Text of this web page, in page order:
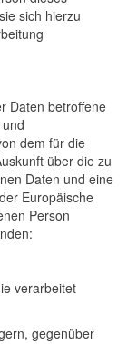
sich hierzu
Daten betroffene
dem für die
über die zu
Daten und eine
Europäische
Person
verarbeitet
gegenüber